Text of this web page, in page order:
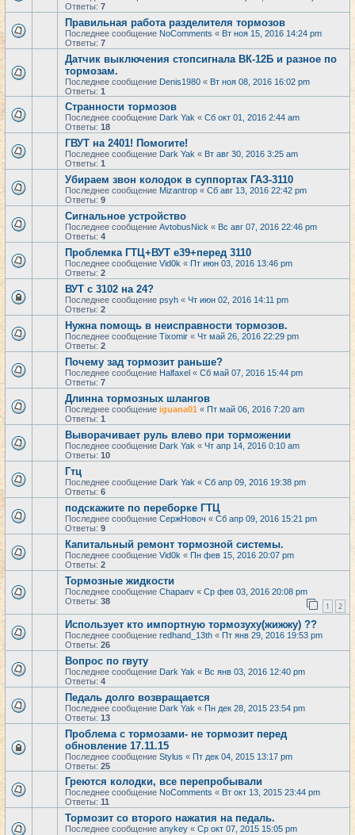
Ответы: 7
Правильная работа разделителя тормозов
Последнее сообщение NoComments « Вт ноя 15, 2016 14:24 pm
Ответы: 7
Датчик выключения стопсигнала ВК-12Б и разное по
тормозам.
Последнее сообщение Denis1980 « Вт ноя 08, 2016 16:02 pm
Ответы: 1
Странности тормозов
Последнее сообщение Dark Yak « Сб окт 01, 2016 2:44 am
Ответы: 18
ГВУТ на 2401! Помогите!
Последнее сообщение Dark Yak « Вт авг 30, 2016 3:25 am
Ответы: 1
Убираем звон колодок в суппортах ГАЗ-3110
Последнее сообщение Mizantrop « Сб авг 13, 2016 22:42 pm
Ответы: 9
Сигнальное устройство
Последнее сообщение AvtobusNick « Вс авг 07, 2016 22:46 pm
Ответы: 4
Проблемка ГТЦ+ВУТ е39+перед 3110
Последнее сообщение Vid0k « Пт июн 03, 2016 13:46 pm
Ответы: 2
ВУТ с 3102 на 24?
Последнее сообщение psyh « Чт июн 02, 2016 14:11 pm
Ответы: 2
Нужна помощь в неисправности тормозов.
Последнее сообщение Tixomir « Чт май 26, 2016 22:29 pm
Ответы: 2
Почему зад тормозит раньше?
Последнее сообщение Halfaxel « Сб май 07, 2016 15:44 pm
Ответы: 7
Длинна тормозных шлангов
Последнее сообщение iguana01 « Пт май 06, 2016 7:20 am
Ответы: 1
Выворачивает руль влево при торможении
Последнее сообщение Dark Yak « Чт апр 14, 2016 0:10 am
Ответы: 10
Гтц
Последнее сообщение Dark Yak « Сб апр 09, 2016 19:38 pm
Ответы: 6
подскажите по переборке ГТЦ
Последнее сообщение СержНовоч « Сб апр 09, 2016 15:21 pm
Ответы: 9
Капитальный ремонт тормозной системы.
Последнее сообщение Vid0k « Пн фев 15, 2016 20:07 pm
Ответы: 2
Тормозные жидкости
Последнее сообщение Chapaev « Ср фев 03, 2016 20:08 pm
Ответы: 38 1 2
Использует кто импортную тормозуху(жижжу) ??
Последнее сообщение redhand_13th « Пт янв 29, 2016 19:53 pm
Ответы: 26
Вопрос по гвуту
Последнее сообщение Dark Yak « Вс янв 03, 2016 12:40 pm
Ответы: 4
Педаль долго возвращается
Последнее сообщение Dark Yak « Пн дек 28, 2015 23:54 pm
Ответы: 13
Проблема с тормозами- не тормозит перед
обновление 17.11.15
Последнее сообщение Stylus « Пт дек 04, 2015 13:17 pm
Ответы: 25
Греются колодки, все перепробывали
Последнее сообщение NoComments « Вт окт 13, 2015 23:44 pm
Ответы: 11
Тормозит со второго нажатия на педаль.
Последнее сообщение anykey « Ср окт 07, 2015 15:05 pm